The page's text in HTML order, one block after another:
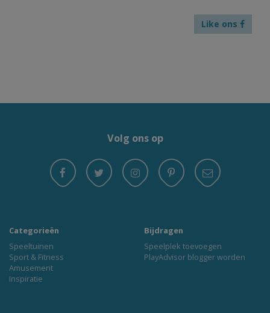
Like ons
Volg ons op
Categorieën
Speeltuinen
Sport & Fitness
Amusement
Inspiratie
Bijdragen
Speelplek toevoegen
PlayAdvisor blogger worden